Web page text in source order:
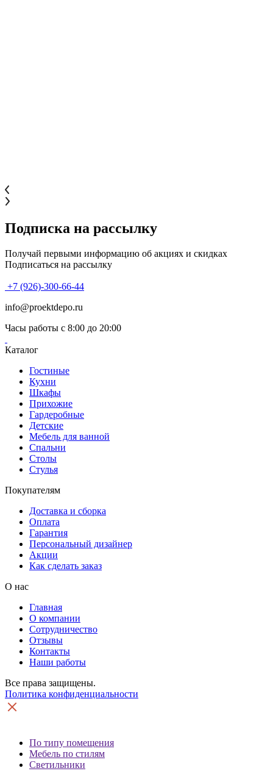
Подписка на рассылку
Получай первыми информацию об акциях и скидках
Подписаться на рассылку
+7 (926)-300-66-44
info@proektdepo.ru
Часы работы с 8:00 до 20:00
Каталог
Гостиные
Кухни
Шкафы
Прихожие
Гардеробные
Детские
Мебель для ванной
Спальни
Столы
Стулья
Покупателям
Доставка и сборка
Оплата
Гарантия
Персональный дизайнер
Акции
Как сделать заказ
О нас
Главная
О компании
Сотрудничество
Отзывы
Контакты
Наши работы
Все права защищены.
Политика конфиденциальности
По типу помещения
Мебель по стилям
Светильники